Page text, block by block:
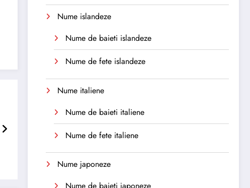
Nume islandeze
Nume de baieti islandeze
Nume de fete islandeze
Nume italiene
Nume de baieti italiene
Nume de fete italiene
Nume japoneze